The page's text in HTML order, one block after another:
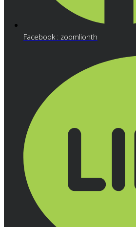
Facebook : zoomlionth